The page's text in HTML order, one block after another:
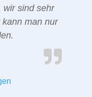
wir sind sehr
man nur